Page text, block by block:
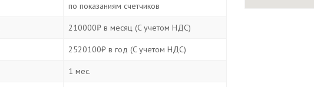
по показаниям счетчиков
210000₽ в месяц (C учетом НДС)
2520100₽ в год (C учетом НДС)
1 мес.